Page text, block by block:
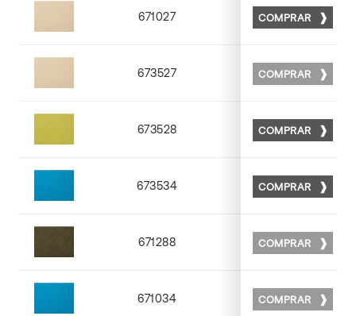
671027
Matt 27
COMPRAR
673527
Matt 27
COMPRAR
673528
Matt 28
COMPRAR
673534
Matt 34
COMPRAR
671288
Matt 88
COMPRAR
671034
Matt 34
COMPRAR